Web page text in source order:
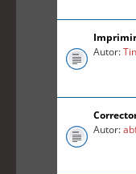
Autor:
Autor: